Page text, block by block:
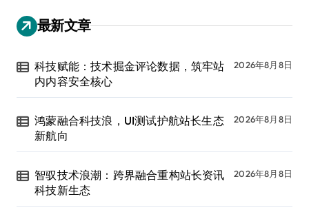
最新文章
科技赋能：技术掘金评论数据，筑牢站
内内容安全核心
2026年8月8日
鸿蒙融合科技浪，UI测试护航站长生态
新航向
2026年8月8日
智驭技术浪潮：跨界融合重构站长资讯
科技新生态
2026年8月8日